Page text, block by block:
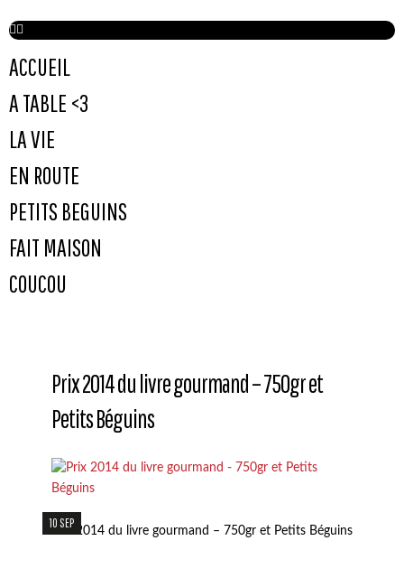
ACCUEIL
A TABLE <3
LA VIE
EN ROUTE
PETITS BEGUINS
FAIT MAISON
COUCOU
Prix 2014 du livre gourmand – 750gr et
Petits Béguins
10 SEP
Prix 2014 du livre gourmand – 750gr et Petits Béguins